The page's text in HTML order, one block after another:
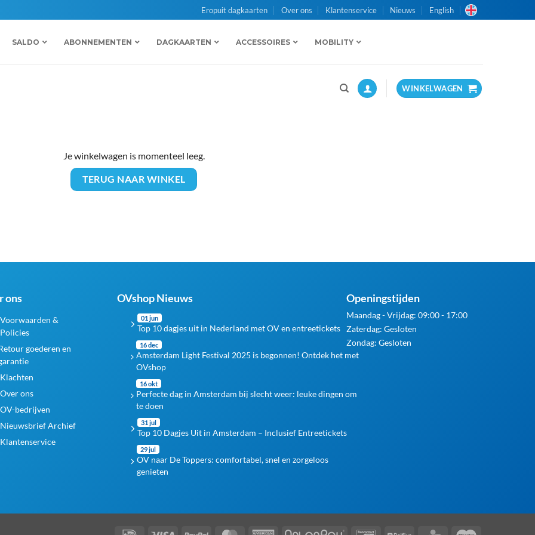
Eropuit dagkaarten Over ons Klantenservice Nieuws English
SALDO ABONNEMENTEN DAGKAARTEN ACCESSOIRES MOBILITY
WINKELWAGEN
Je winkelwagen is momenteel leeg.
TERUG NAAR WINKEL
ons
Voorwaarden &
Policies
goederen en
Klachten
Over ons
OV-bedrijven
Nieuwsbrief Archief
Klantenservice
OVshop Nieuws
01 jun
Top 10 dagjes uit in Nederland met OV en entreetickets
16 dec
Amsterdam Light Festival 2025 is begonnen! Ontdek het met
OVshop
16 okt
Perfecte dag in Amsterdam bij slecht weer: leuke dingen om
te doen
31 jul
Top 10 Dagjes Uit in Amsterdam – Inclusief Entreetickets
29 jul
OV naar De Toppers: comfortabel, snel en zorgeloos
genieten
Openingstijden
Maandag - Vrijdag: 09:00 - 17:00
Zaterdag: Gesloten
Zondag: Gesloten